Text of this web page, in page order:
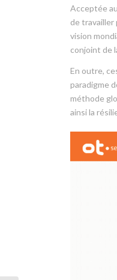
Acceptée
de
vision
conjoint de
En outre,
paradigme
méthode
ainsi la